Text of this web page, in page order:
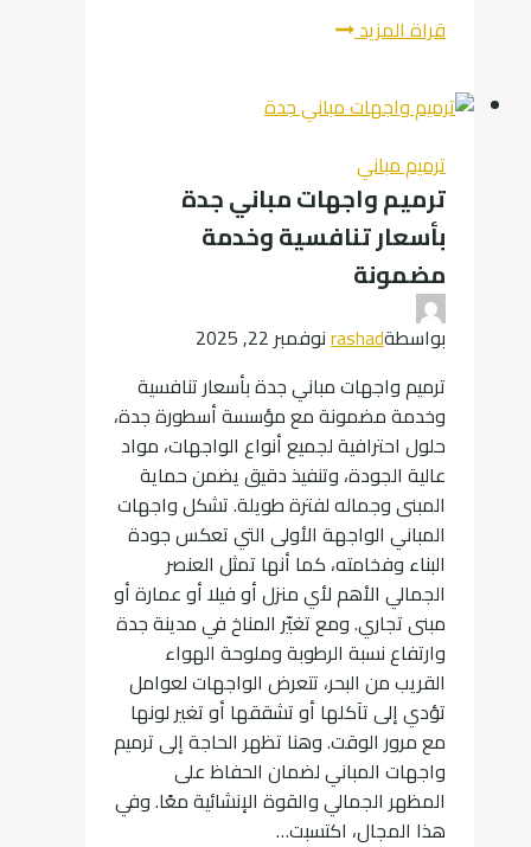
قراة المزيدكيف
بانل
المنازل
والمباني
بجدة؟
ترميم مباني
ترميم واجهات مباني جدة
بأسعار تنافسية وخدمة
مضمونة
بواسطةrashadنوفمبر 22, 2025
ترميم واجهات مباني جدة بأسعار تنافسية
وخدمة مضمونة مع مؤسسة أسطورة جدة،
حلول احترافية لجميع أنواع الواجهات، مواد
عالية الجودة، وتنفيذ دقيق يضمن حماية
المبنى وجماله لفترة طويلة. تشكل واجهات
المباني الواجهة الأولى التي تعكس جودة
البناء وفخامته، كما أنها تمثل العنصر
الجمالي الأهم لأي منزل أو فيلا أو عمارة أو
مبنى تجاري. ومع تغيّر المناخ في مدينة جدة
وارتفاع نسبة الرطوبة وملوحة الهواء
القريب من البحر، تتعرض الواجهات لعوامل
تؤدي إلى تآكلها أو تشققها أو تغير لونها
مع مرور الوقت. وهنا تظهر الحاجة إلى ترميم
واجهات المباني لضمان الحفاظ على
المظهر الجمالي والقوة الإنشائية معًا. وفي
هذا المجال، اكتسبت…